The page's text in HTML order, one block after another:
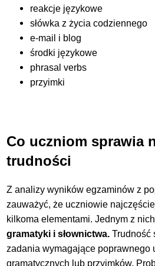
reakcje językowe
słówka z życia codziennego
e-mail i blog
środki językowe
phrasal verbs
przyimki
Co uczniom sprawia
trudności
Z analizy wyników egzaminów z
zauważyć, że uczniowie
kilkoma elementami. Jednym z
gramatyki i słownictwa. Trudność
zadania wymagające poprawnego
gramatycznych lub przyimków.